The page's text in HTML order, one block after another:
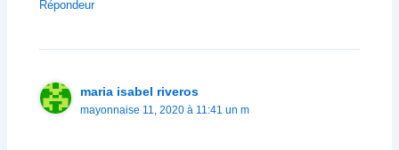
Répondeur
maria isabel riveros
mayonnaise 11, 2020 à 11:41 un m